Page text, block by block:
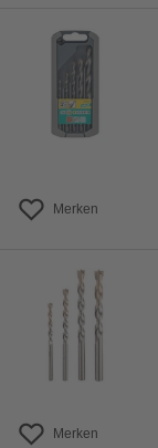
Merken
Merken